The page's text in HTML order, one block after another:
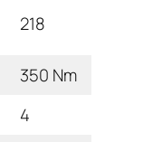
218
350 Nm
4